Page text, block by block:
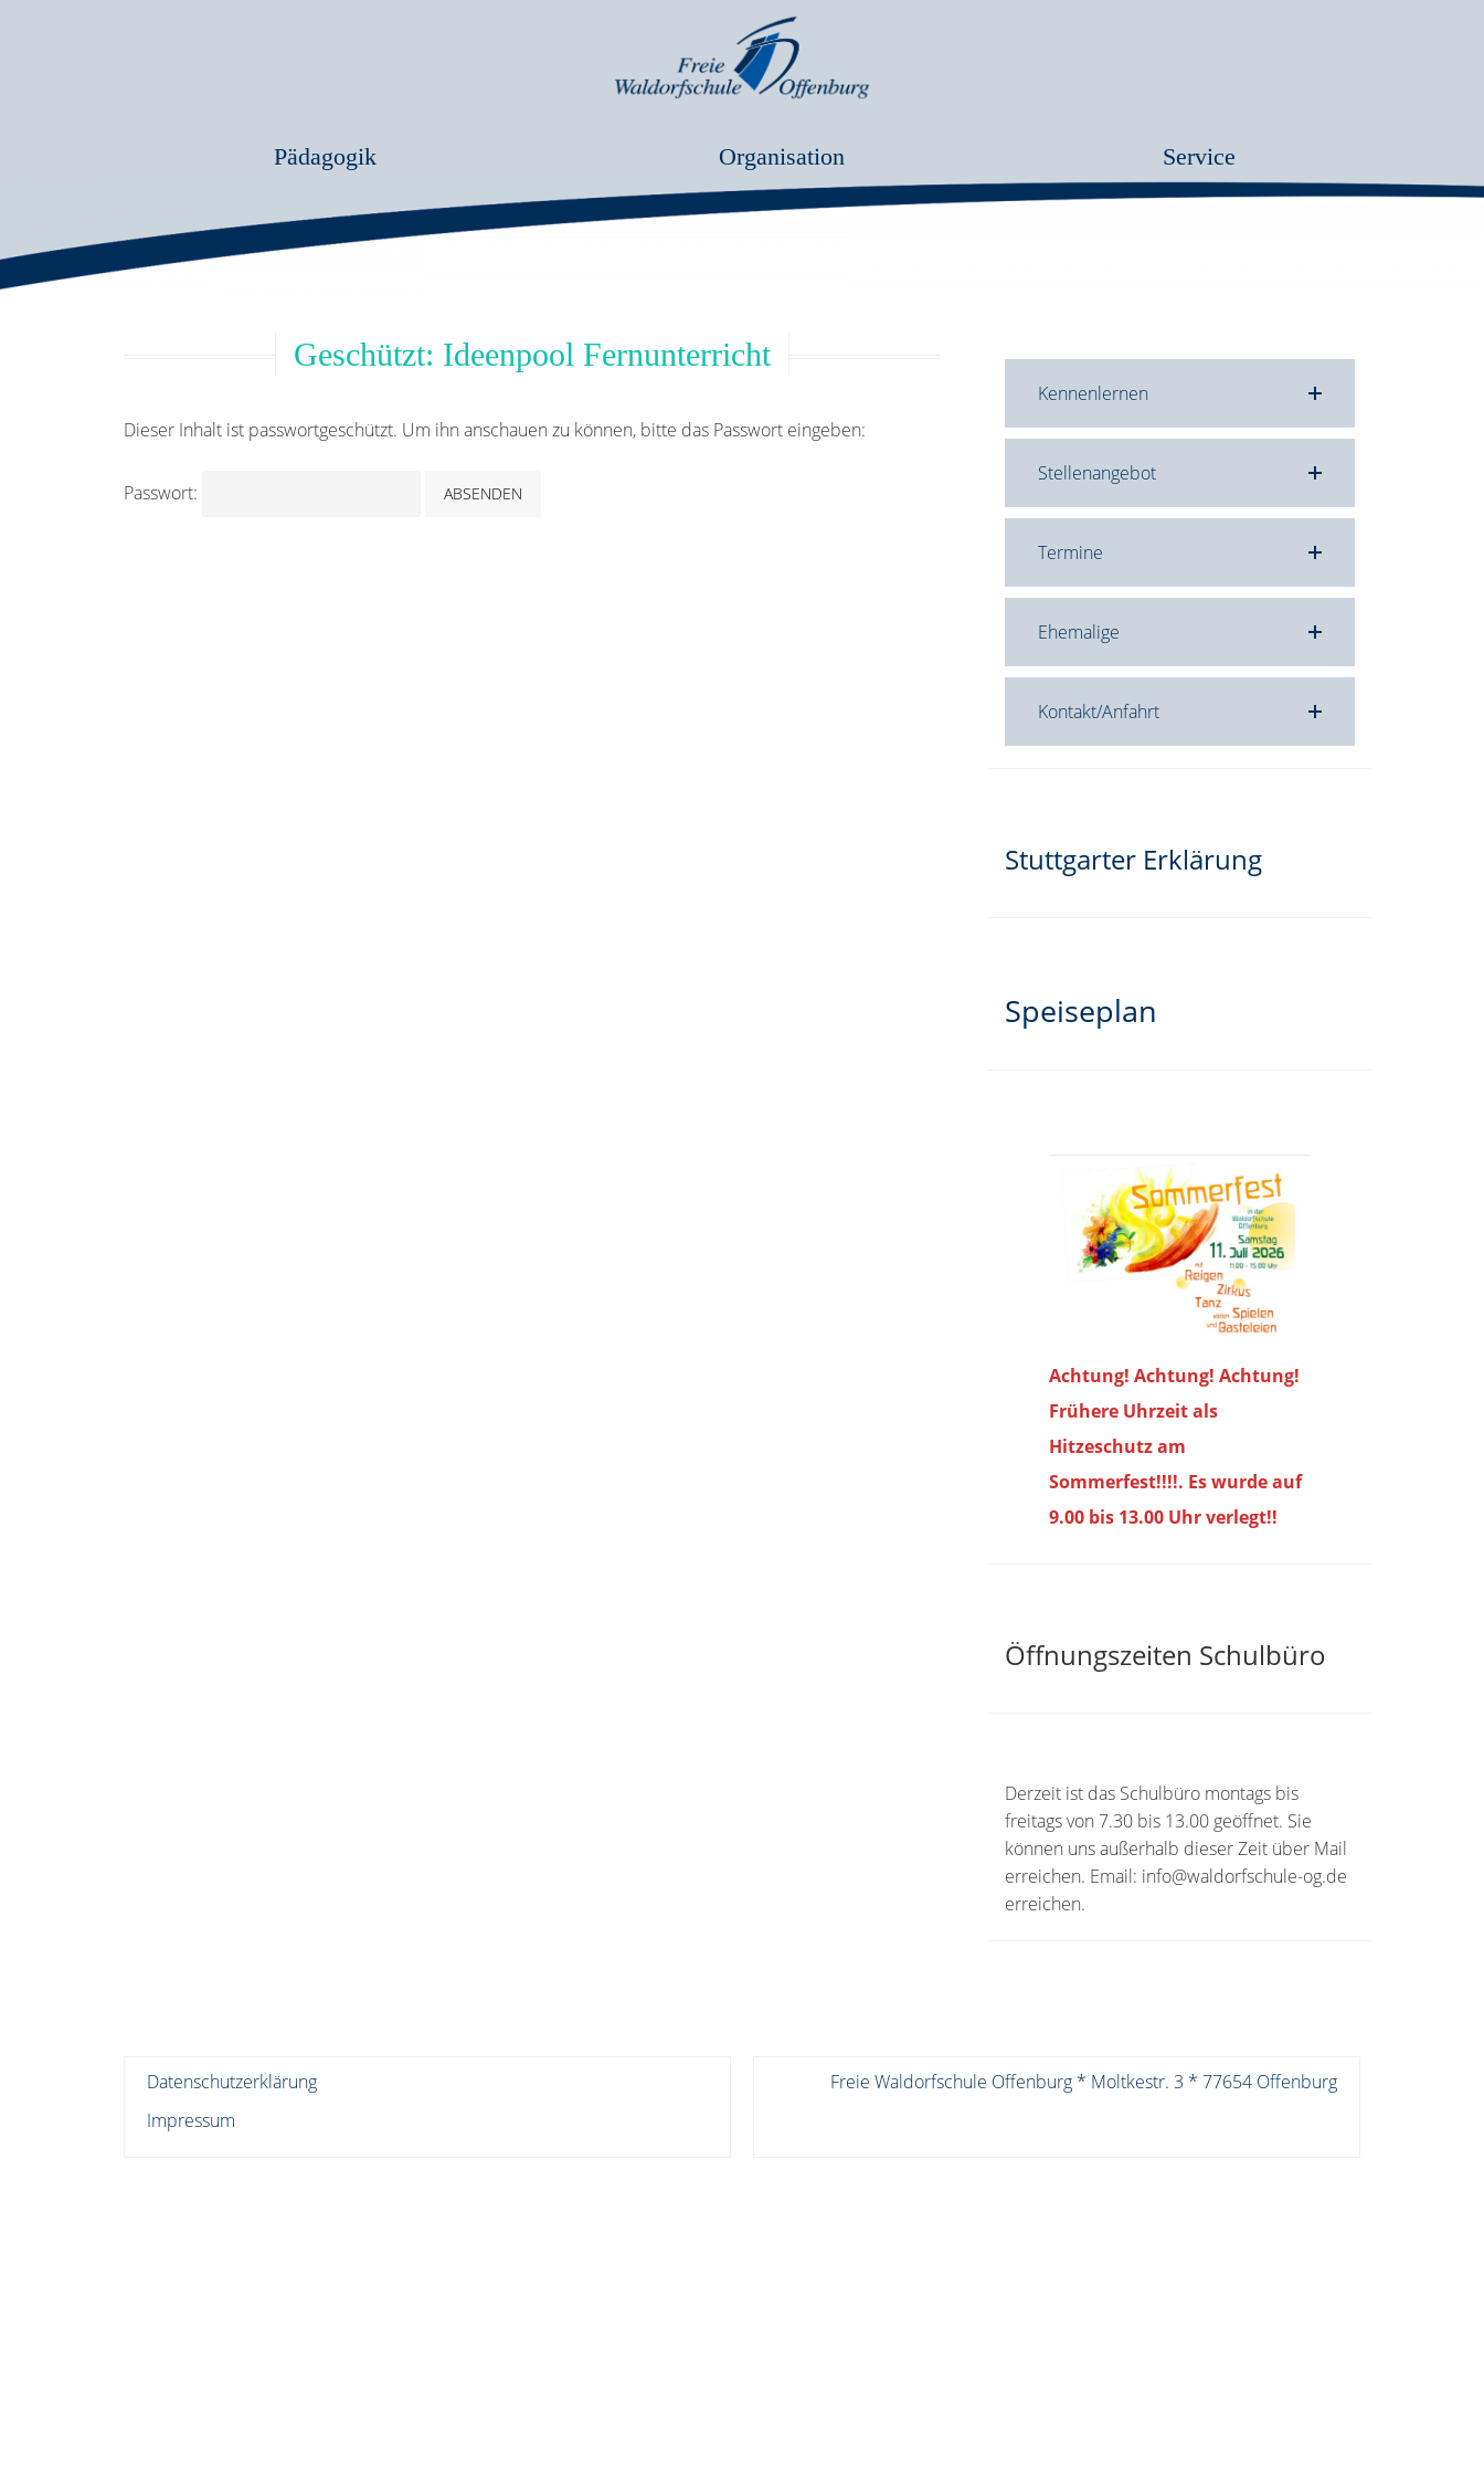
Pädagogik Organisation Service
Geschützt: Ideenpool Fernunterricht
Dieser Inhalt ist passwortgeschützt. Um ihn anschauen zu können, bitte das Passwort eingeben:
Passwort:
Kennenlernen
Stellenangebot
Termine
Ehemalige
Kontakt/Anfahrt
Stuttgarter Erklärung
Speiseplan
Achtung! Achtung! Achtung!
Frühere Uhrzeit als
Hitzeschutz am
Sommerfest!!!!. Es wurde auf
9.00 bis 13.00 Uhr verlegt!!
Öffnungszeiten Schulbüro
Derzeit ist das Schulbüro montags bis
freitags von 7.30 bis 13.00 geöffnet. Sie
können uns außerhalb dieser Zeit über Mail
erreichen. Email: info@waldorfschule-og.de
erreichen.
Datenschutzerklärung
Impressum
Freie Waldorfschule Offenburg * Moltkestr. 3 * 77654 Offenburg